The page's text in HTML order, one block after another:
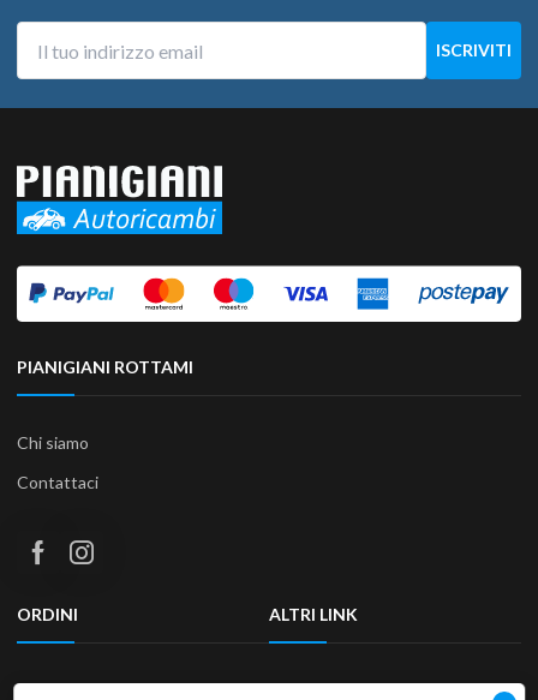
PIANIGIANI ROTTAMI
Chi siamo
Contattaci
ORDINI
Termini e condizioni
ALTRI LINK
Privacy Policy